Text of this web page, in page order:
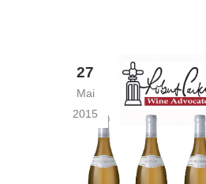
27
Mai
2015